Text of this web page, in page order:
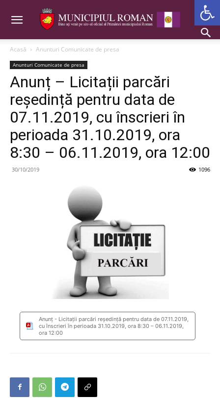
Acasă Anunturi Comunicate de presa
Anunturi Comunicate de presa
Anunț – Licitații parcări
reședință pentru data de
07.11.2019, cu înscrieri în
perioada 31.10.2019, ora
8:30 – 06.11.2019, ora 12:00
30/10/2019 1096
Anunț - Licitații parcări reședință pentru data de 07.11.2019,
cu înscrieri în perioada 31.10.2019, ora 8:30 – 06.11.2019,
ora 12:00